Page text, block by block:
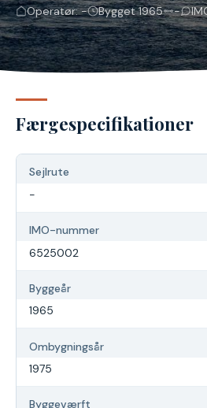
Operatør: - Bygget 1965 -
Færgespecifikationer
Sejlrute
-
IMO-nummer
6525002
Byggeår
1965
Ombygningsår
1975
Byggeværft